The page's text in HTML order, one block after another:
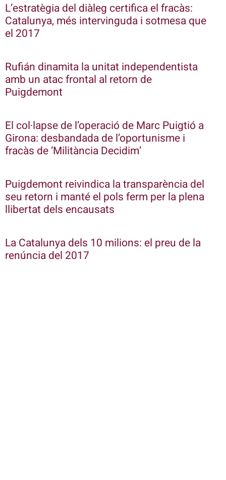
L’estratègia del diàleg certifica el fracàs:
Catalunya, més intervinguda i sotmesa que
el 2017
Rufián dinamita la unitat independentista
amb un atac frontal al retorn de
Puigdemont
El col·lapse de l’operació de Marc Puigtió a
Girona: desbandada de l’oportunisme i
fracàs de ‘Militància Decidim’
Puigdemont reivindica la transparència del
seu retorn i manté el pols ferm per la plena
llibertat dels encausats
La Catalunya dels 10 milions: el preu de la
renúncia del 2017